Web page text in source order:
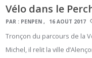
Vélo dans le
PAR : PENPEN 16 AOÛT 2017
Tronçon du parcours de la
Michel, il relit la ville